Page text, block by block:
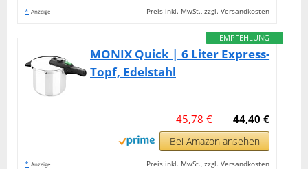
* Anzeige Preis inkl. MwSt., zzgl. Versandkosten
EMPFEHLUNG
MONIX Quick | 6 Liter Express-
Topf, Edelstahl
44,40 €
45,78 €
Bei Amazon ansehen
* Anzeige Preis inkl. MwSt., zzgl. Versandkosten